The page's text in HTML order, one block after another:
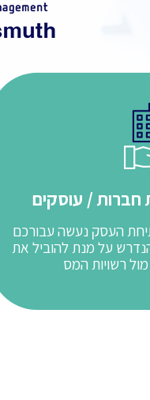
חברות / עוסקים
העסק נעשה עבורכם
על מנת להוביל את
רשויות המס